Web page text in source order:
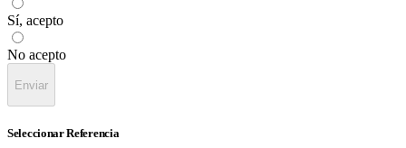
Sí, acepto
No acepto
Enviar
Seleccionar Referencia